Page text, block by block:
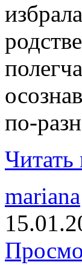
по-
Читать
mariana